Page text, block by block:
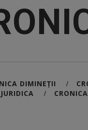
DIMINEȚII /
/